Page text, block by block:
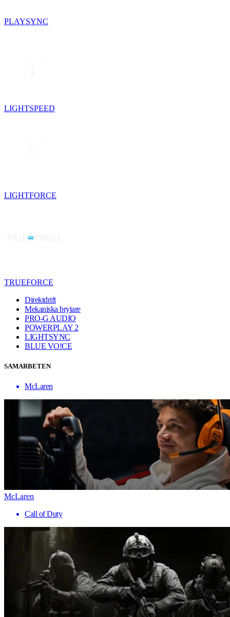
PLAYSYNC
LIGHTSPEED
LIGHTFORCE
TRUEFORCE
Direktdrift
Mekaniska brytare
PRO-G AUDIO
POWERPLAY 2
LIGHTSYNC
BLUE VO!CE
SAMARBETEN
McLaren
McLaren
Call of Duty